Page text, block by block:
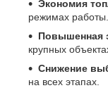
Экономия
режимах работы.
Повышенная
крупных
Снижение
на всех этапах.